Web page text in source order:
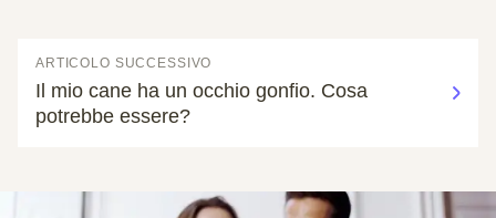
ARTICOLO SUCCESSIVO
Il mio cane ha un occhio gonfio. Cosa
potrebbe essere?